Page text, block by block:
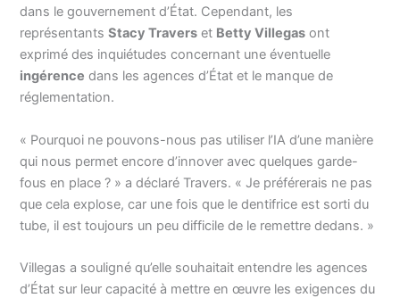
dans le gouvernement d’État. Cependant, les
représentantsStacy Travers et Betty Villegas ont
exprimé des inquiétudes concernant une éventuelle
ingérence dans les agences d’État et le manque de
réglementation.
« Pourquoi ne pouvons-nous pas utiliser l’IA d’une manière
qui nous permet encore d’innover avec quelques garde-
fous en place ? » a déclaré Travers. « Je préférerais ne pas
que cela explose, car une fois que le dentifrice est sorti du
tube, il est toujours un peu difficile de le remettre dedans. »
Villegas a souligné qu’elle souhaitait entendre les agences
d’État sur leur capacité à mettre en œuvre les exigences du